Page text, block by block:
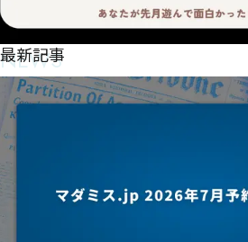
NEWS
最新記事